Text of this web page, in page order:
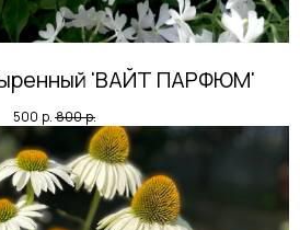
'ВАЙТ ПАРФЮМ'
500 р. 800р.